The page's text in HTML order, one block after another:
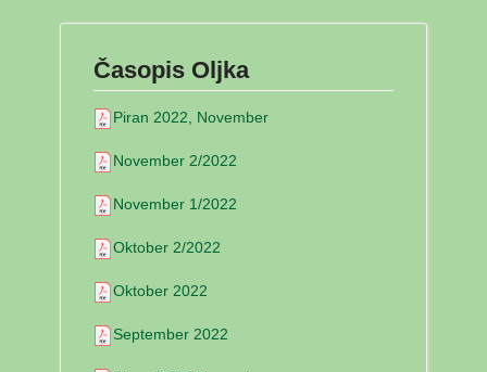
Časopis Oljka
Piran 2022, November
November 2/2022
November 1/2022
Oktober 2/2022
Oktober 2022
September 2022